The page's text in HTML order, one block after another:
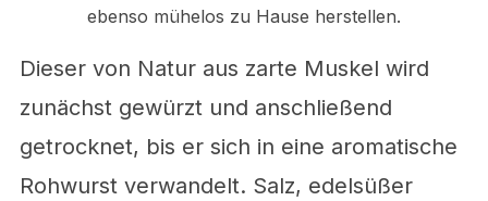
ebenso mühelos zu Hause herstellen.
Dieser von Natur aus zarte Muskel wird
zunächst gewürzt und anschließend
getrocknet, bis er sich in eine aromatische
Rohwurst verwandelt. Salz, edelsüßer